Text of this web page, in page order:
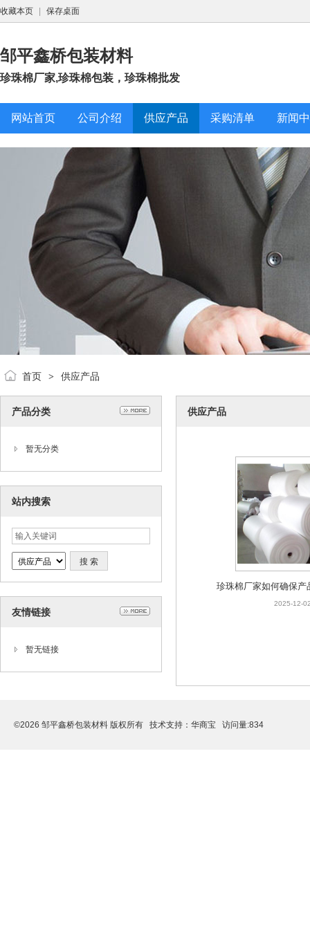
收藏本页 保存桌面
邹平鑫桥包装材料
珍珠棉厂家,珍珠棉包装，珍珠棉批发
网站首页 公司介绍 供应产品 采购清单 新闻
首页 > 供应产品
产品分类
暂无分类
站内搜索
友情链接
暂无链接
供应产品
珍珠棉厂家如何确保产
一致性
2025-12-
©2026 邹平鑫桥包装材料 版权所有 技术支持： 华商宝 访问量:834